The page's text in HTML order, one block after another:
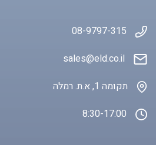
08-9797-315
sales@eld.co.il
תקומה 1, א.ת. רמלה
8:30-17:00